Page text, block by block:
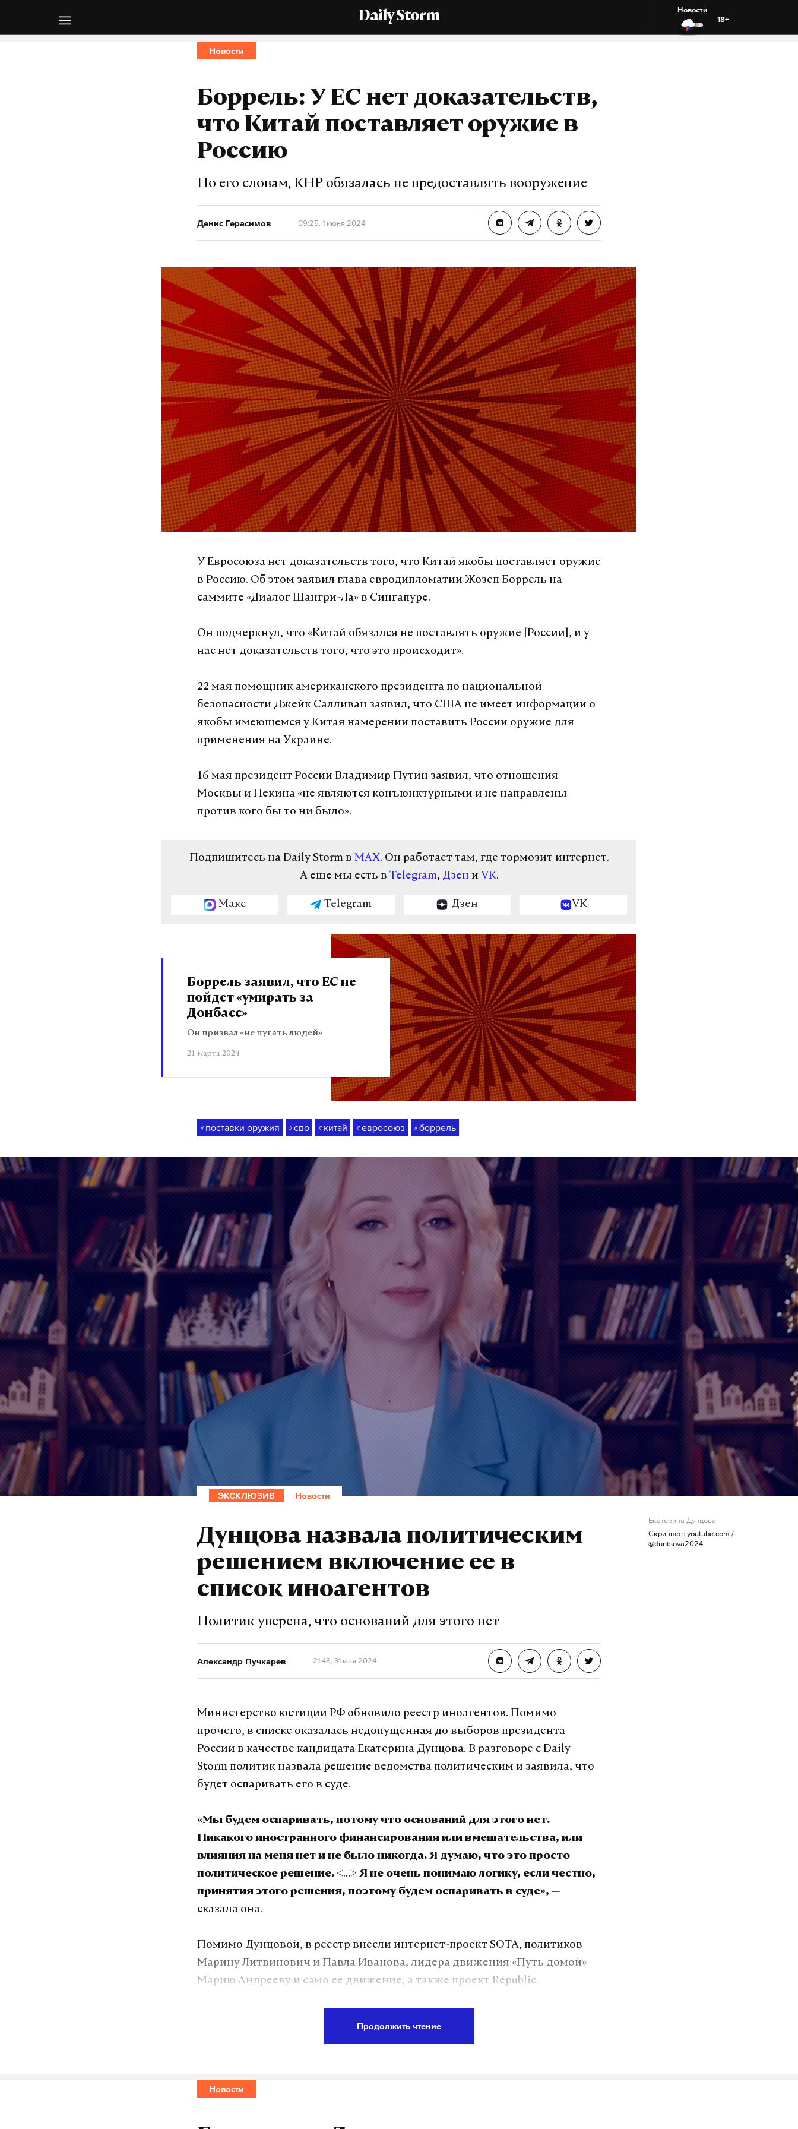
Daily Storm
Новости
18+
Новости
Боррель: У ЕС нет доказательств,
что Китай поставляет оружие в
Россию
По его словам, КНР обязалась не предоставлять вооружение
Денис Герасимов 09:25, 1 июня 2024
У Евросоюза нет доказательств того, что Китай якобы поставляет оружие
в Россию. Об этом заявил глава евродипломатии Жозеп Боррель на
саммите «Диалог Шангри-Ла» в Сингапуре.
Он подчеркнул, что «Китай обязался не поставлять оружие [России], и у
нас нет доказательств того, что это происходит».
22 мая помощник американского президента по национальной
безопасности Джейк Салливан заявил, что США не имеет информации о
якобы имеющемся у Китая намерении поставить России оружие для
применения на Украине.
16 мая президент России Владимир Путин заявил, что отношения
Москвы и Пекина «не являются конъюнктурными и не направлены
против кого бы то ни было».
Подпишитесь на Daily Storm в MAX. Он работает там, где тормозит интернет.
А еще мы есть в Telegram, Дзен и VK.
Макс Telegram Дзен VK
Боррель заявил, что ЕС не
пойдет «умирать за
Донбасс»
Он призвал «не пугать людей»
21 марта 2024
# поставки оружия #сво # китай #евросоюз #боррель
ЭКСКЛЮЗИВ Новости
Дунцова назвала политическим
решением включение ее в
список иноагентов
Политик уверена, что оснований для этого нет
Александр Пучкарев 21:48, 31 мая 2024
Екатерина Дунцова
Скриншот: youtube.com /
@duntsova2024
Министерство юстиции РФ обновило реестр иноагентов. Помимо
прочего, в списке оказалась недопущенная до выборов президента
России в качестве кандидата Екатерина Дунцова. В разговоре с Daily
Storm политик назвала решение ведомства политическим и заявила, что
будет оспаривать его в суде.
«Мы будем оспаривать, потому что оснований для этого нет.
Никакого иностранного финансирования или вмешательства, или
влияния на меня нет и не было никогда. Я думаю, что это просто
политическое решение. <…> Я не очень понимаю логику, если честно,
принятия этого решения, поэтому будем оспаривать в суде», —
сказала она.
Помимо Дунцовой, в реестр внесли интернет-проект SOTA, политиков
Марину Литвинович и Павла Иванова, лидера движения «Путь домой»
Марию Андрееву и само ее движение, а также проект Republic.
последний раз список дополнялся 13 апреля, когда в него включили
организаций.
Продолжить чтение
Новости